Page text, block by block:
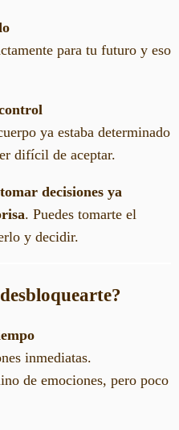
para tu futuro y eso
ya estaba determinado
difícil de aceptar.
decisiones ya
. Puedes tomarte el
y decidir.
inmediatas.
de emociones, pero poco